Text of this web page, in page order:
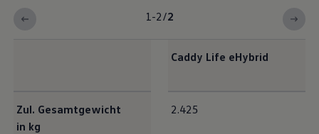
1-2/2
Caddy Life eHybrid
Zul. Gesamtgewicht
in kg
2.425